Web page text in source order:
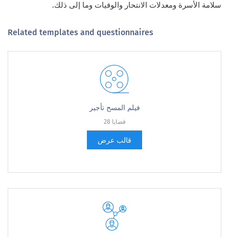
سلامة الأسرة ومعدلات الانتحار والوفيات وما إلى ذلك.
Related templates and questionnaires
فيلم المسح تأجير
28 قضايا
قالب عرض